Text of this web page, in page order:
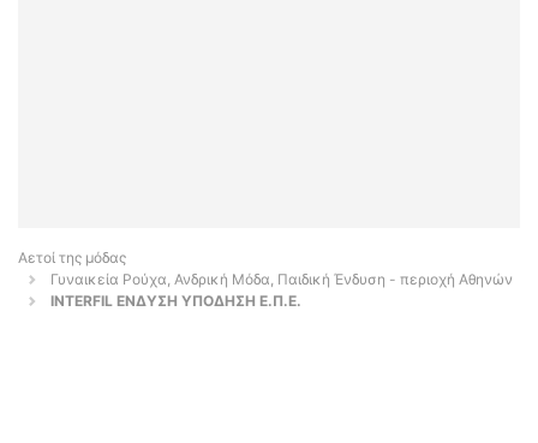
Αετοί της μόδας
Γυναικεία Ρούχα, Ανδρική Μόδα, Παιδική Ένδυση - περιοχή Αθηνών
INTERFIL ΕΝΔΥΣΗ ΥΠΟΔΗΣΗ Ε.Π.Ε.